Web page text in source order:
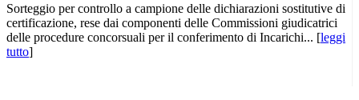
Sorteggio per controllo a campione delle dichiarazioni sostitutive di
certificazione, rese dai componenti delle Commissioni giudicatrici
delle procedure concorsuali per il conferimento di Incarichi... [leggi
tutto]